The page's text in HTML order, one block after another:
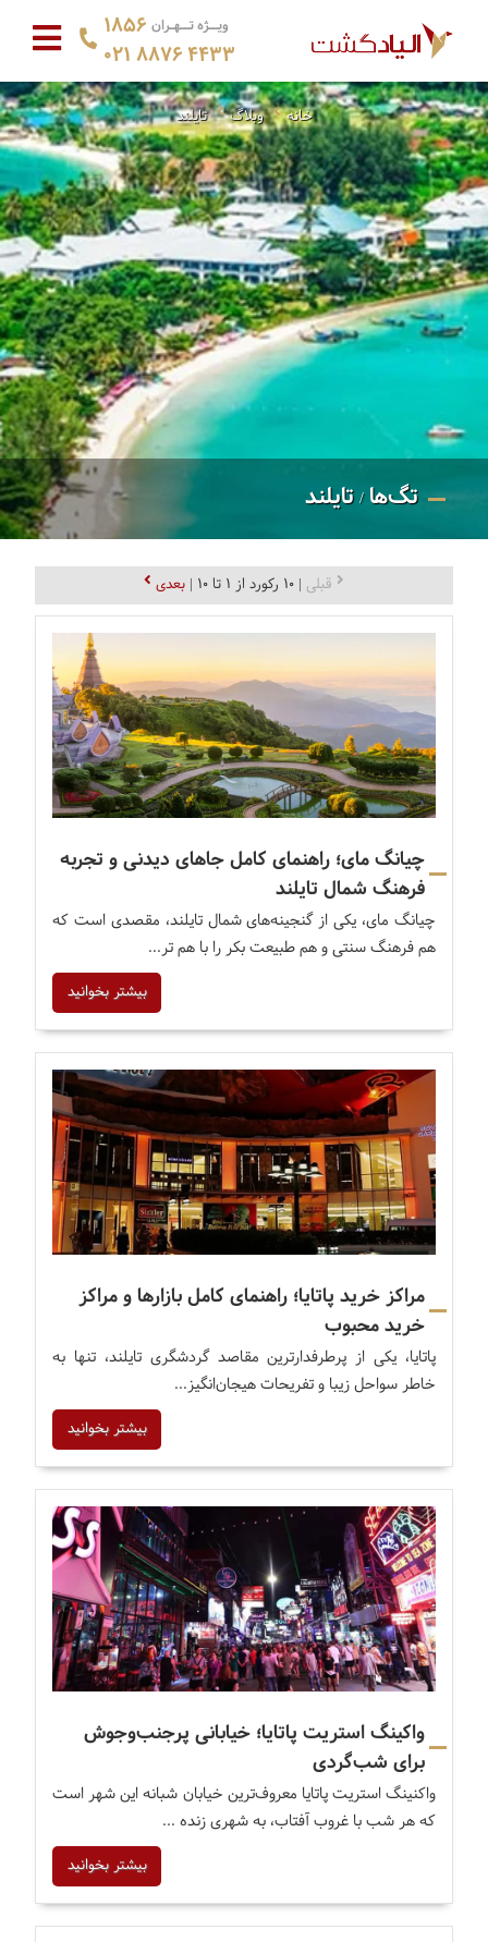
1856 ویــژه تــهـران
021 8876 4433
خانه وبلاگ تایلند
تگ‌ها/ تایلند
قبلی | 10 رکورد از 1 تا 10 | بعدی
چیانگ مای؛ راهنمای کامل جاهای دیدنی و تجربه
فرهنگ شمال تایلند
چیانگ مای، یکی از گنجینه‌های شمال تایلند، مقصدی است که
هم فرهنگ سنتی و هم طبیعت بکر را با هم تر...
بیشتر بخوانید
مراکز خرید پاتایا؛ راهنمای کامل بازارها و مراکز
خرید محبوب
پاتایا، یکی از پرطرفدارترین مقاصد گردشگری تایلند، تنها به
خاطر سواحل زیبا و تفریحات هیجان‌انگیز...
بیشتر بخوانید
واکینگ استریت پاتایا؛ خیابانی پرجنب‌وجوش
برای شب‌گردی
واکنینگ استریت پاتایا معروف‌ترین خیابان شبانه این شهر است
که هر شب با غروب آفتاب، به شهری زنده ...
بیشتر بخوانید